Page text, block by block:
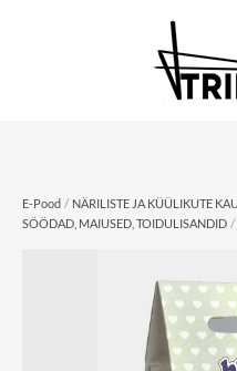
E-Pood / NÄRILISTE JA KÜÜLIKUTE
SÖÖDAD, MAIUSED, TOIDULISANDID /